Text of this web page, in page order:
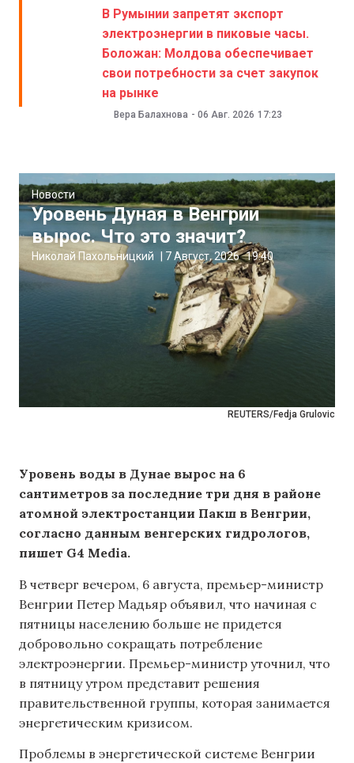
В Румынии запретят экспорт
электроэнергии в пиковые часы.
Боложан: Молдова обеспечивает
свои потребности за счет закупок
на рынке
Вера Балахнова - 06 Авг. 2026 17:23
REUTERS/Fedja Grulovic
Новости
Уровень Дуная в Венгрии
вырос. Что это значит?
Николай Пахольницкий 7 Август, 2026 19:40
Уровень воды в Дунае вырос на 6
сантиметров за последние три дня в районе
атомной электростанции Пакш в Венгрии,
согласно данным венгерских гидрологов,
пишет G4 Media.
В четверг вечером, 6 августа, премьер-министр
Венгрии Петер Мадьяр объявил, что начиная с
пятницы населению больше не придется
добровольно сокращать потребление
электроэнергии. Премьер-министр уточнил, что
в пятницу утром представит решения
правительственной группы, которая занимается
энергетическим кризисом.
Проблемы в энергетической системе Венгрии